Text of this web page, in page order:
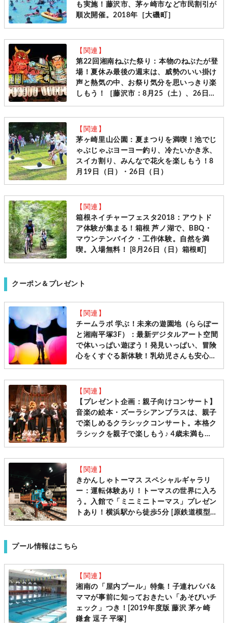
も実施！藤沢市、茅ヶ崎市など市民割引が
順次開催。2018年［大磯町］
【関連】
第22回湘南ねぶた祭り：本物のねぶたが登
場！夏休み最後の週末は、威勢のいい掛け
声と熱気の中、お祭り気分を思いっきり楽
しもう！［藤沢市：8月25（土）、26日
【関連】
茅ヶ崎里山公園：夏まつりを満喫！池でじ
ゃぶじゃぶヨーヨー釣り、冷たいかき氷、
スイカ割り、みんなで花火を楽しもう！8
月19日（日）・26日（日）
【関連】
箱根ネイチャーフェスタ2018：アウトド
ア体験が集まる！箱根 芦ノ湖で、BBQ・
マウンテンバイク・工作体験。自然を満
喫。入場無料！ [8月26日（日）箱根町]
クーポン＆プレゼント
【関連】
チームラボ 学ぶ！未来の遊園地（ららぽー
と湘南平塚3F）：最新デジタルアート空間
で体いっぱい遊ぼう！発見いっぱい、冒険
心をくすぐる新体験！乳幼児さんも安心の
【関連】
【プレゼント企画：親子向けコンサート】
音楽の絵本・ズーラシアンブラスは、親子
で楽しめるクラシックコンサート。本格ク
ラシックを親子で楽しもう♪ 4歳未満も
【関連】
きかんしゃトーマス スペシャルギャラリ
ー：運転体験あり！トーマスの世界に入ろ
う。入館で「ミニミニトーマス」プレゼン
トあり！横浜駅から徒歩5分 [原鉄道模型博
プール情報はこちら
【関連】
湘南の「屋内プール」特集！子連れパパ＆
ママが事前に知っておきたい「あそびいチ
ェック」つき！[2019年度版 藤沢 茅ヶ崎
鎌倉 逗子 平塚]